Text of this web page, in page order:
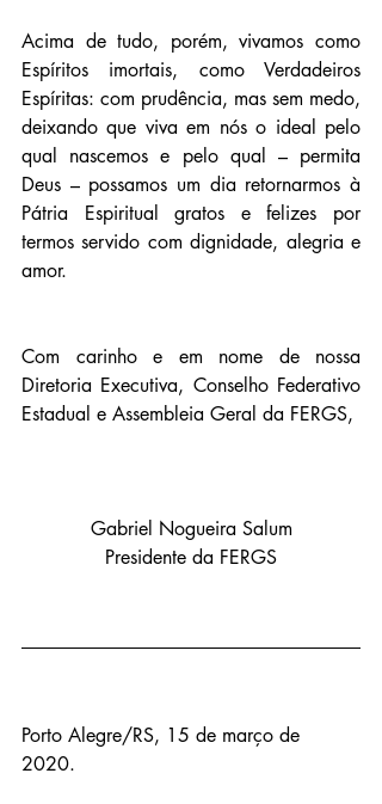
Acima de tudo, porém, vivamos como
Espíritos imortais, como Verdadeiros
Espíritas: com prudência, mas sem medo,
deixando que viva em nós o ideal pelo
qual nascemos e pelo qual – permita
Deus – possamos um dia retornarmos à
Pátria Espiritual gratos e felizes por
termos servido com dignidade, alegria e
amor.
Com carinho e em nome de nossa
Diretoria Executiva, Conselho Federativo
Estadual e Assembleia Geral da FERGS,
Gabriel Nogueira Salum
Presidente da FERGS
Porto Alegre/RS, 15 de março de
2020.